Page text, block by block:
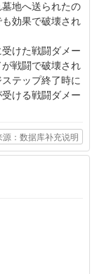
地へ送られたの
効果で破壊され
けた戦闘ダメー
戦闘で破壊され
テップ終了時に
ける戦闘ダメー
源：数据库补充说明